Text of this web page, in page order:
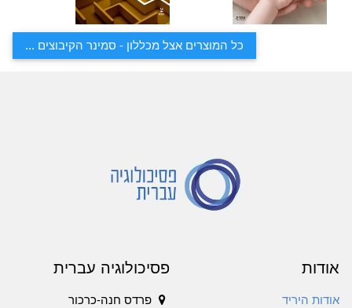
כל המוצרים אצל מכללון - סמינר הקיבוצים ...
אודות
אודות היריד
פסיכולוגיה עברית
פרדס חנה-כרכור